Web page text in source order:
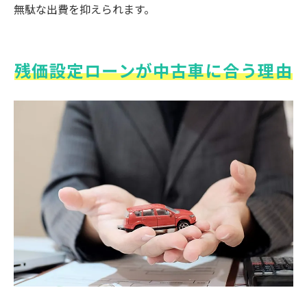
無駄な出費を抑えられます。
残価設定ローンが中古車に合う理由